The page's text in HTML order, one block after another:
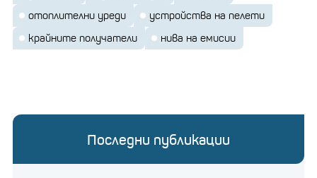
отоплителни уреди
устройства на пелети
крайните получатели
нива на емисии
Последни публикации